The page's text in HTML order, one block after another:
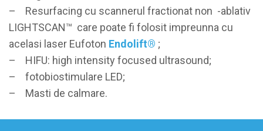
– Resurfacing cu scannerul fractionat non -ablativ
LIGHTSCAN™ care poate fi folosit impreunna cu
acelasi laser Eufoton Endolift® ;
– HIFU: high intensity focused ultrasound;
– fotobiostimulare LED;
– Masti de calmare.